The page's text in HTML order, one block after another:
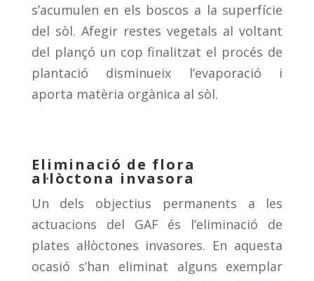
s’acumulen en els boscos a la superfície
del sòl. Afegir restes vegetals al voltant
del plançó un cop finalitzat el procés de
plantació disminueix l’evaporació i
aporta matèria orgànica al sòl.
Eliminació de flora
al·lòctona invasora
Un dels objectius permanents a les
actuacions del GAF és l’eliminació de
plates al·lòctones invasores. En aquesta
ocasió s’han eliminat alguns exemplar